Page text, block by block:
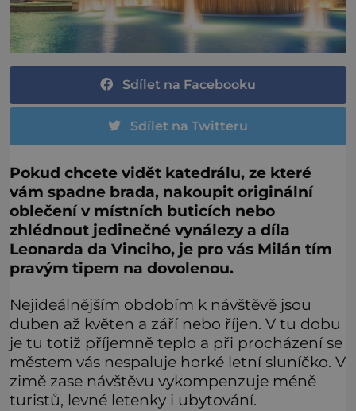
Sdílet na Facebooku
Sdílet na Twitteru
Pokud chcete vidět katedrálu, ze které
vám spadne brada, nakoupit originální
oblečení v místních buticích nebo
zhlédnout jedinečné vynálezy a díla
Leonarda da Vinciho, je pro vás Milán tím
pravým tipem na dovolenou.
Nejideálnějším obdobím k návštěvě jsou
duben až květen a září nebo říjen. V tu dobu
je tu totiž příjemně teplo a při procházení se
městem vás nespaluje horké letní sluníčko. V
zimě zase návštěvu vykompenzuje méně
turistů, levné letenky i ubytování.